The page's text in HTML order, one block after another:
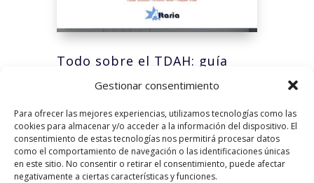
Gestionar consentimiento
Para ofrecer las mejores experiencias, utilizamos tecnologías como las
cookies para almacenar y/o acceder a la información del dispositivo. El
consentimiento de estas tecnologías nos permitirá procesar datos
como el comportamiento de navegación o las identificaciones únicas
en este sitio. No consentir o retirar el consentimiento, puede afectar
negativamente a ciertas características y funciones.
Todo sobre el TDAH: guía